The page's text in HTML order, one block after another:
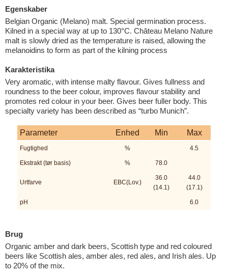
Egenskaber
Belgian Organic (Melano) malt. Special germination process.
Kilned in a special way at up to 130°C. Château Melano Nature
malt is slowly dried as the temperature is raised, allowing the
melanoidins to form as part of the kilning process
Karakteristika
Very aromatic, with intense malty flavour. Gives fullness and
roundness to the beer colour, improves flavour stability and
promotes red colour in your beer. Gives beer fuller body. This
specialty variety has been described as “turbo Munich”.
Parameter Enhed Min Max
Fugtighed % 4.5
Ekstrakt (tør basis) % 78.0
Urtfarve EBC(Lov.)
36.0
(14.1)
44.0
(17.1)
pH 6.0
Brug
Organic amber and dark beers, Scottish type and red coloured
beers like Scottish ales, amber ales, red ales, and Irish ales. Up
to 20% of the mix.